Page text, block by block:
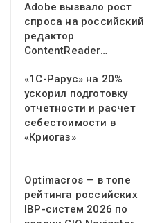
Adobe вызвало рост
спроса на российский
редактор
ContentReader…
«1С-Рарус» на 20%
ускорил подготовку
отчетности и расчет
себестоимости в
«Криогаз»
Optimacros — в топе
рейтинга российских
IBP-систем 2026 по